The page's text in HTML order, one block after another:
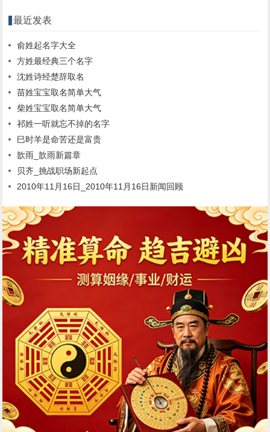
最近发表
俞姓起名字大全
方姓最经典三个名字
沈姓诗经楚辞取名
苗姓宝宝取名简单大气
柴姓宝宝取名简单大气
祁姓一听就忘不掉的名字
巳时羊是命苦还是富贵
歆雨_歆雨新篇章
贝齐_挑战职场新起点
2010年11月16日_2010年11月16日新闻回顾